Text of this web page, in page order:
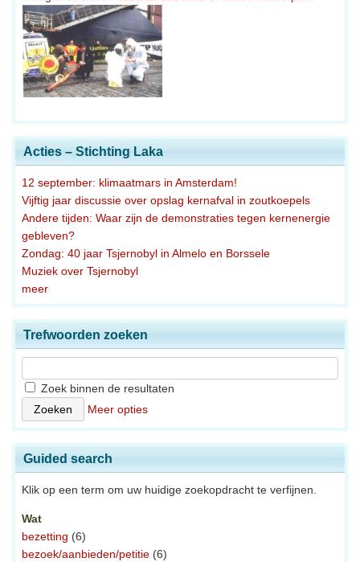
Acties – Stichting Laka
12 september: klimaatmars in Amsterdam!
Vijftig jaar discussie over opslag kernafval in zoutkoepels
Andere tijden: Waar zijn de demonstraties tegen kernenergie
gebleven?
Zondag: 40 jaar Tsjernobyl in Almelo en Borssele
Muziek over Tsjernobyl
meer
Trefwoorden zoeken
Zoek binnen de resultaten
Meer opties
Guided search
Klik op een term om uw huidige zoekopdracht te verfijnen.
Wat
bezetting (6)
bezoek/aanbieden/petitie (6)